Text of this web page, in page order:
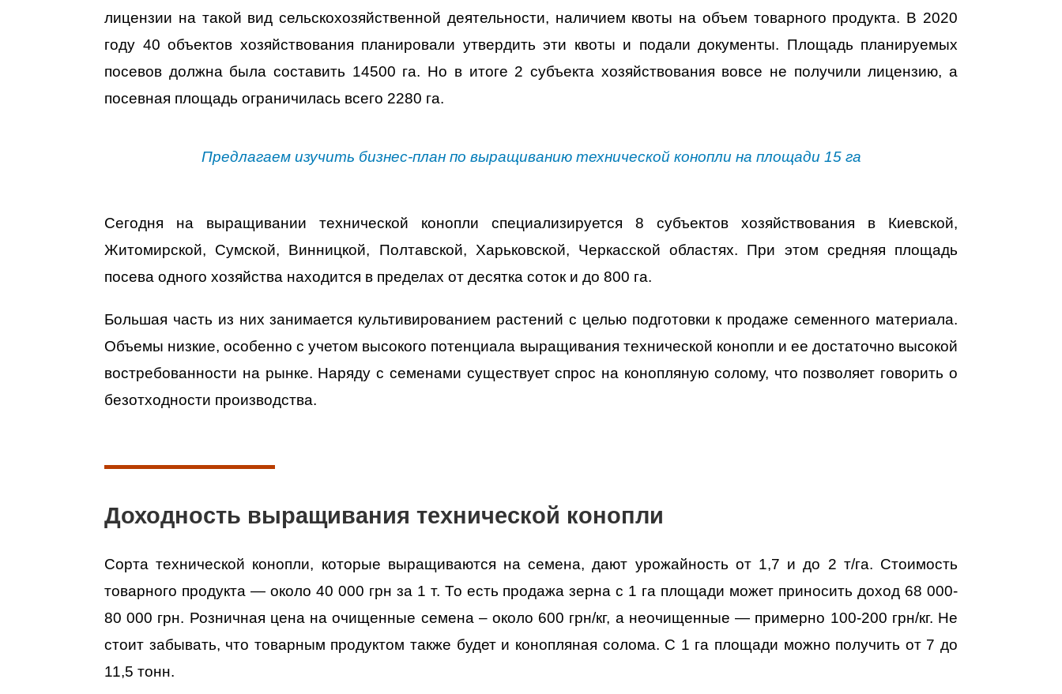
лицензии на такой вид сельскохозяйственной деятельности, наличием квоты на объем товарного продукта. В 2020
году 40 объектов хозяйствования планировали утвердить эти квоты и подали документы. Площадь планируемых
посевов должна была составить 14500 га. Но в итоге 2 субъекта хозяйствования вовсе не получили лицензию, а
посевная площадь ограничилась всего 2280 га.
Предлагаем изучить бизнес-план по выращиванию технической конопли на площади 15 га
Сегодня на выращивании технической конопли специализируется 8 субъектов хозяйствования в Киевской,
Житомирской, Сумской, Винницкой, Полтавской, Харьковской, Черкасской областях. При этом средняя площадь
посева одного хозяйства находится в пределах от десятка соток и до 800 га.
Большая часть из них занимается культивированием растений с целью подготовки к продаже семенного материала.
Объемы низкие, особенно с учетом высокого потенциала выращивания технической конопли и ее достаточно высокой
востребованности на рынке. Наряду с семенами существует спрос на конопляную солому, что позволяет говорить о
безотходности производства.
Доходность выращивания технической конопли
Сорта технической конопли, которые выращиваются на семена, дают урожайность от 1,7 и до 2 т/га. Стоимость
товарного продукта — около 40 000 грн за 1 т. То есть продажа зерна с 1 га площади может приносить доход 68 000-
80 000 грн. Розничная цена на очищенные семена – около 600 грн/кг, а неочищенные — примерно 100-200 грн/кг. Не
стоит забывать, что товарным продуктом также будет и конопляная солома. С 1 га площади можно получить от 7 до
11,5 тонн.